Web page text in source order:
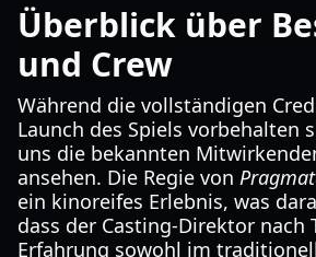
Überblick über
und Crew
Während die vollständigen
Launch des Spiels vorbehalten
uns die bekannten
ansehen. Die Regie von
ein kinoreifes Erlebnis, was
dass der Casting-Direktor nach
Erfahrung sowohl im